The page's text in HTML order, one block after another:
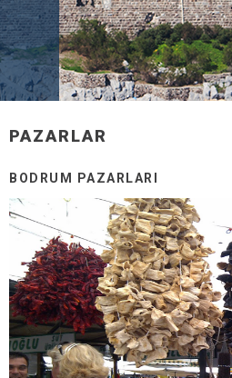
PAZARLAR
BODRUM PAZARLARI